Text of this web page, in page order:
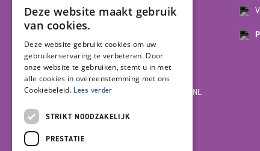
(HOOFDVESTIGING)
6004 AX
WEERT
INFO@BLANKERSPRODUCT-ADVIES.NL
LET'S GET SOCIAL
Deze website maakt gebruik
van cookies.
Deze website gebruikt cookies om uw
gebruikerservaring te verbeteren. Door
onze website te gebruiken, stemt u in met
alle cookies in overeenstemming met ons
Cookiebeleid. Lees verder
STRIKT NOODZAKELIJK
PRESTATIE